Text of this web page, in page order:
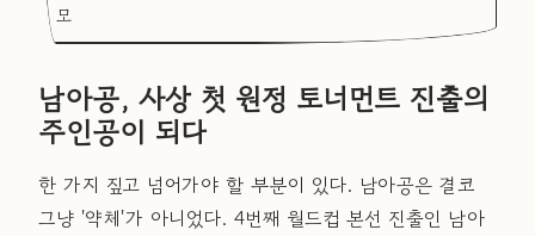
모
남아공, 사상 첫 원정 토너먼트 진출의
주인공이 되다
한 가지 짚고 넘어가야 할 부분이 있다. 남아공은 결코
그냥 '약체'가 아니었다. 4번째 월드컵 본선 진출인 남아